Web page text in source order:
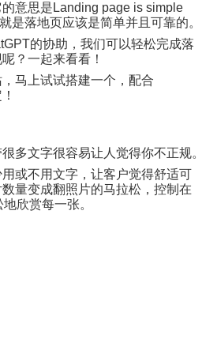
意思是 Landing page is simple
是落地页应该是简单并且可靠的。
的协助，我们可以轻松完成落
？一起来看看！
马上试试搭建一个，配合
多文字很容易让人觉得你不正规。
或不用文字，让客户觉得舒适可
量变成翻照片的马拉松，控制在
欣赏每一张。